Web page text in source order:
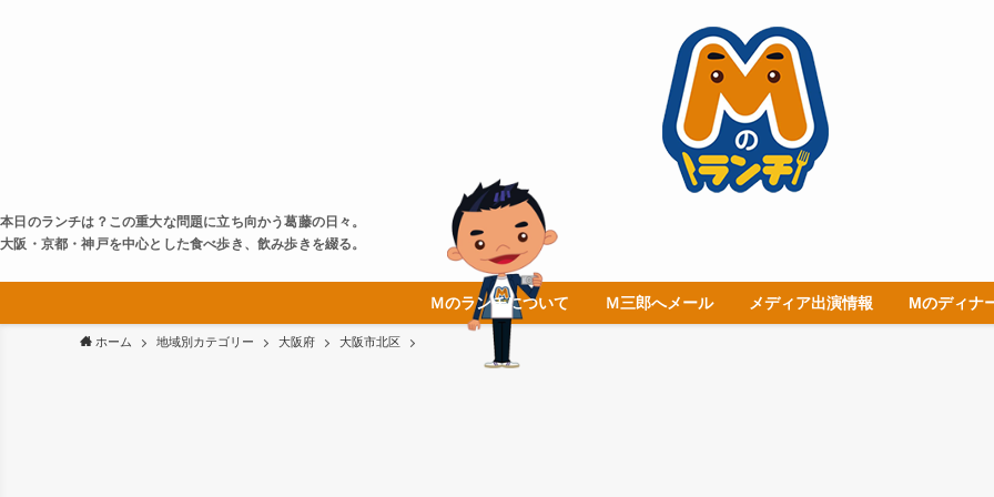
本日のランチは？この重大な問題に立ち向かう葛藤の日々。
大阪・京都・神戸を中心とした食べ歩き、飲み歩きを綴る。
Ｍのランチについて Ｍ三郎へメール メディア出演情報 Mのディナ
ホーム 地域別カテゴリー 大阪府 大阪市北区